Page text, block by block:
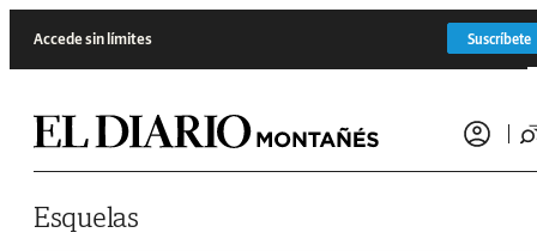
Accede sin límites Suscríbete
Esquelas